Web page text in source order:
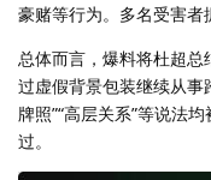
豪赌等行为。多名受害者
总体而言，爆料将杜超
过虚假背景包装继续从事
牌照”“高层关系”等说法
过。